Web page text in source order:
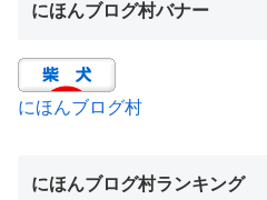
にほんブログ村バナー
にほんブログ村
にほんブログ村ランキング